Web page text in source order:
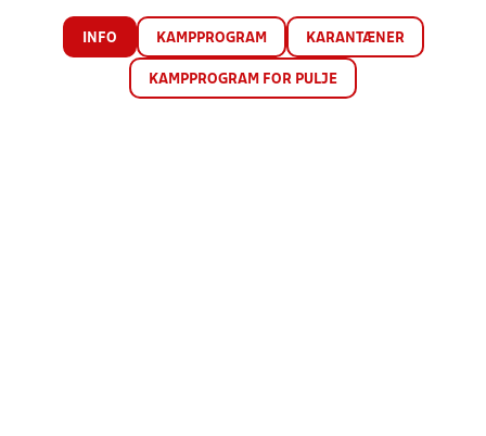
INFO KAMPPROGRAM KARANTÆNER
KAMPPROGRAM FOR PULJE